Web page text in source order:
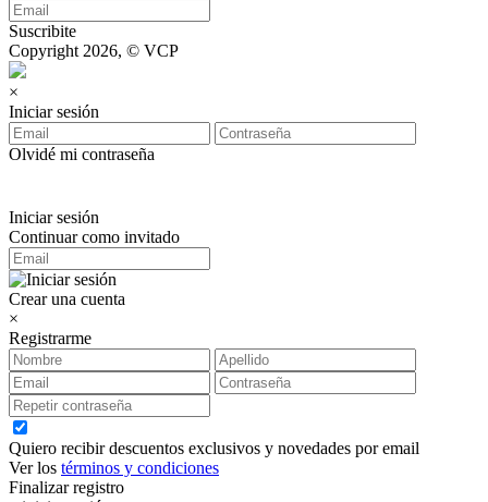
Suscribite
Copyright 2026, © VCP
×
Iniciar sesión
Olvidé mi contraseña
Iniciar sesión
Continuar como invitado
Crear una cuenta
×
Registrarme
Quiero recibir descuentos exclusivos y novedades por email
Ver los términos y condiciones
Finalizar registro